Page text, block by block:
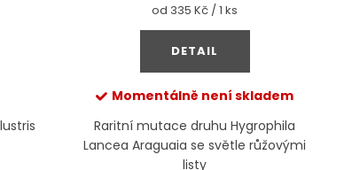
Měrná
cena:
od 335 Kč / 1 ks
DETAIL
Momentálně není skladem
Raritní mutace druhu Hygrophila
Lancea Araguaia se světle růžovými
listy